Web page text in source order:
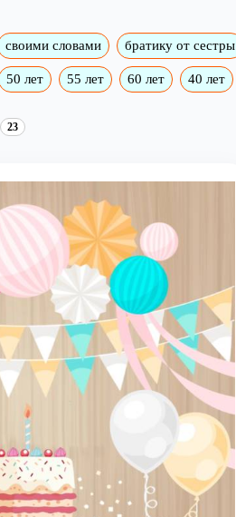
своими словами братику от сестры
50 лет 55 лет 60 лет 40 лет
23